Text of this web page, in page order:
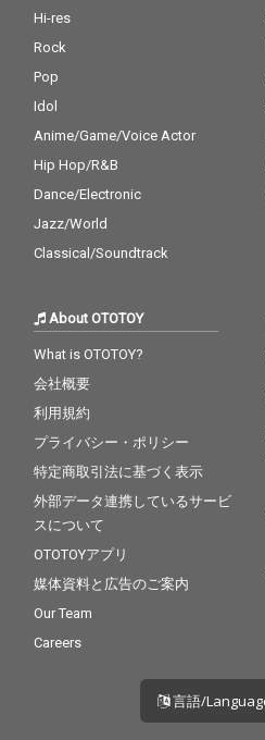
チル チルアウト カフェ
コちゃん ネコちゃんと
ニーニショパンヨハン
Ⅱ＆ヨーゼフ・シュト
ラウスモシュコフスキ
ンデル
Hi-res
Rock
Pop
Idol
Anime/Game/Voice Actor
Hip Hop/R&B
Dance/Electronic
Jazz/World
Classical/Soundtrack
About OTOTOY
What is OTOTOY?
会社概要
利用規約
プライバシー・ポリシー
特定商取引法に基づく表示
外部データ連携しているサービ
スについて
OTOTOYアプリ
媒体資料と広告のご案内
Our Team
Careers
言語/